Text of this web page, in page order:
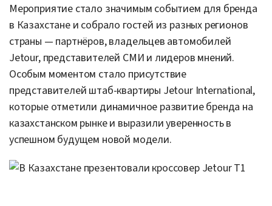
Мероприятие стало значимым событием для бренда
в Казахстане и собрало гостей из разных регионов
страны — партнёров, владельцев автомобилей
Jetour, представителей СМИ и лидеров мнений.
Особым моментом стало присутствие
представителей штаб-квартиры Jetour International,
которые отметили динамичное развитие бренда на
казахстанском рынке и выразили уверенность в
успешном будущем новой модели.